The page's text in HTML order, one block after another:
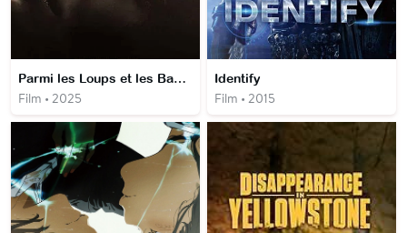
Parmi les Loups et les Bandits
Film • 2025
Identify
Film • 2015